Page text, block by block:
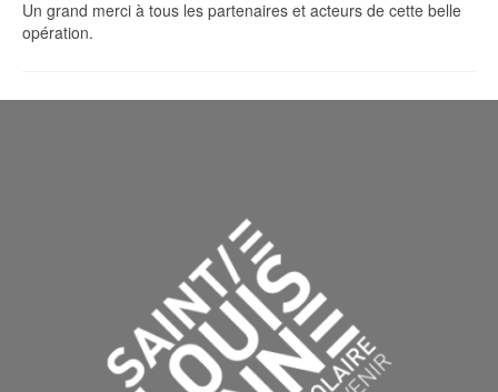
Un grand merci à tous les partenaires et acteurs de cette belle
opération.